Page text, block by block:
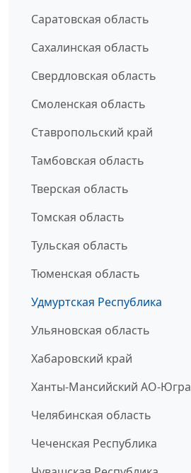
Саратовская область
Сахалинская область
Свердловская область
Смоленская область
Ставропольский край
Тамбовская область
Тверская область
Томская область
Тульская область
Тюменская область
Удмуртская Республика
Ульяновская область
Хабаровский край
Ханты-Мансийский АО-Югра
Челябинская область
Чеченская Республика